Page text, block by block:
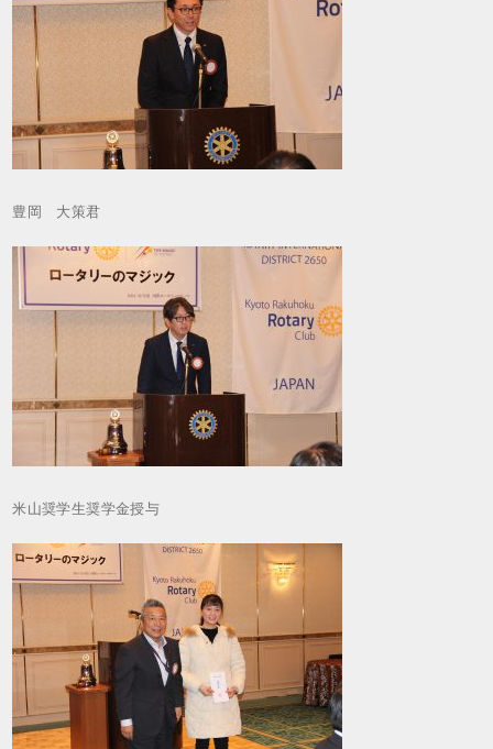
豊岡 大策君
米山奨学生奨学金授与